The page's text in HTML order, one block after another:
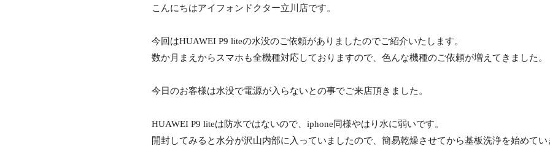
こんにちはアイフォンドクター立川店です。
今回はHUAWEI P9 liteの水没のご依頼がありましたのでご紹介いたします。
数か月まえからスマホも全機種対応しておりますので、色んな機種のご依頼が増えてきました。
今日のお客様は水没で電源が入らないとの事でご来店頂きました。
HUAWEI P9 liteは防水ではないので、iphone同様やはり水に弱いです。
開封してみると水分が沢山内部に入っていましたので、簡易乾燥させてから基板洗浄を始めてい